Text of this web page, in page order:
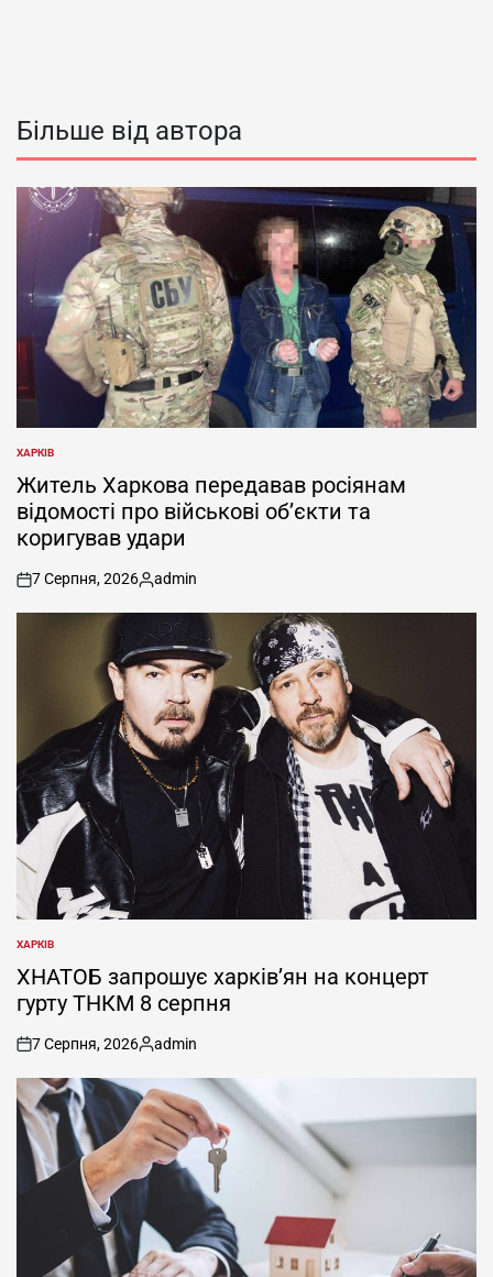
Більше від автора
ОПУБЛІКУВАТИ
У
ХАРКІВ
Житель Харкова передавав росіянам
відомості про військові об’єкти та
коригував удари
on
7 Серпня, 2026
Опубліковано
admin
ОПУБЛІКУВАТИ
У
ХАРКІВ
ХНАТОБ запрошує харків’ян на концерт
гурту ТНКМ 8 серпня
on
7 Серпня, 2026
Опубліковано
admin